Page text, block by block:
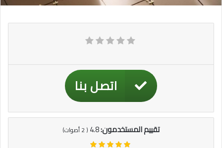
اتصل بنا
تقييم المستخدمون:4.8
(
2أصوات)